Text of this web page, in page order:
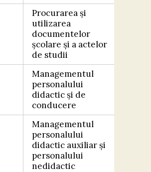
Procurarea și
utilizarea
documentelor
școlare și a actelor
de studii
Managementul
personalului
didactic și de
conducere
Managementul
personalului
didactic auxiliar și
personalului
nedidactic